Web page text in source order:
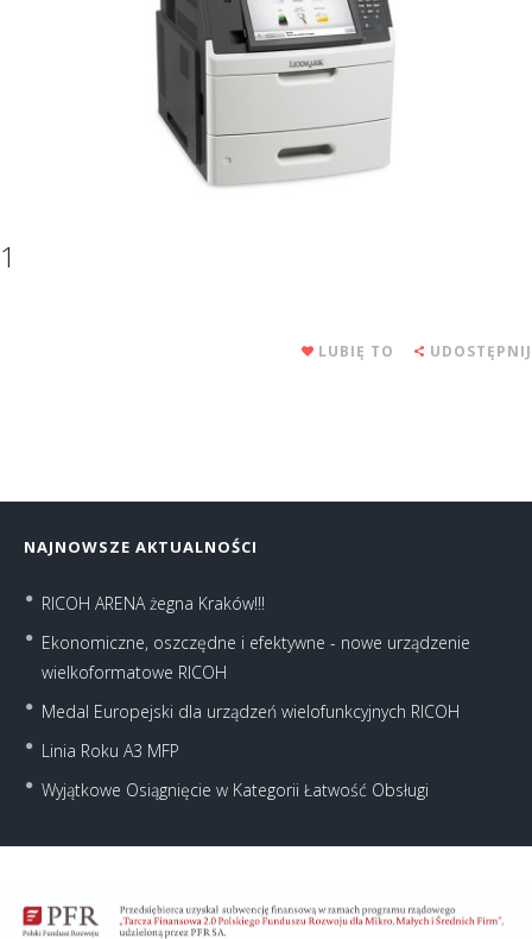
1
LUBIĘ TO UDOSTĘPNIJ
NAJNOWSZE AKTUALNOŚCI
RICOH ARENA żegna Kraków!!!
Ekonomiczne, oszczędne i efektywne - nowe urządzenie
wielkoformatowe RICOH
Medal Europejski dla urządzeń wielofunkcyjnych RICOH
Linia Roku A3 MFP
Wyjątkowe Osiągnięcie w Kategorii Łatwość Obsługi